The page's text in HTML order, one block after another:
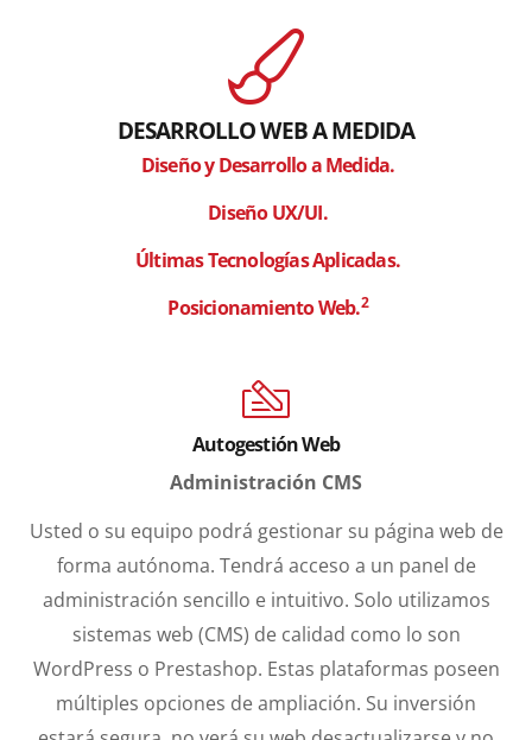
DESARROLLO WEB A MEDIDA
Diseño y Desarrollo a Medida.
Diseño UX/UI.
Últimas Tecnologías Aplicadas.
Posicionamiento Web.2
Autogestión Web
Administración CMS
Usted o su equipo podrá gestionar su página web de
forma autónoma. Tendrá acceso a un panel de
administración sencillo e intuitivo. Solo utilizamos
sistemas web (CMS) de calidad como lo son
WordPress o Prestashop. Estas plataformas poseen
múltiples opciones de ampliación. Su inversión